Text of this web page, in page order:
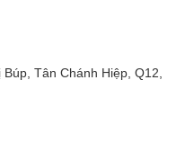
đi kèm
để quên thức ăn trong
Tân Chánh Hiệp, Q12,